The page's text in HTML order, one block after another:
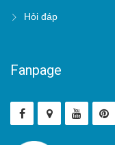
Hỏi đáp
Fanpage